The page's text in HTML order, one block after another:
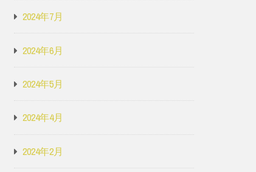
2024年7月
2024年6月
2024年5月
2024年4月
2024年2月